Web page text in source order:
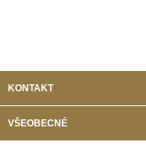
KONTAKT
VŠEOBECNÉ